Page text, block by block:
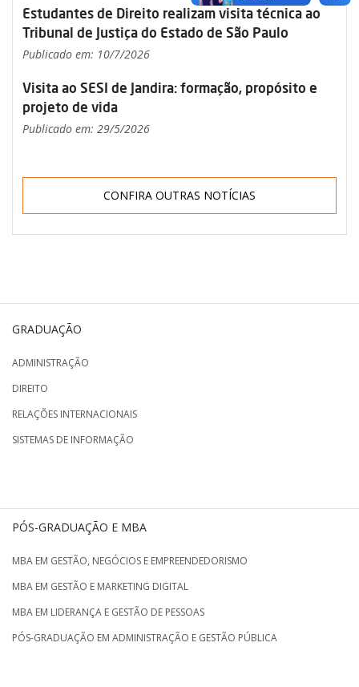
Estudantes de Direito realizam visita técnica ao
Tribunal de Justiça do Estado de São Paulo
Publicado em: 10/7/2026
Visita ao SESI de Jandira: formação, propósito e
projeto de vida
Publicado em: 29/5/2026
CONFIRA OUTRAS NOTÍCIAS
GRADUAÇÃO
ADMINISTRAÇÃO
DIREITO
RELAÇÕES INTERNACIONAIS
SISTEMAS DE INFORMAÇÃO
PÓS-GRADUAÇÃO E MBA
MBA EM GESTÃO, NEGÓCIOS E EMPREENDEDORISMO
MBA EM GESTÃO E MARKETING DIGITAL
MBA EM LIDERANÇA E GESTÃO DE PESSOAS
PÓS-GRADUAÇÃO EM ADMINISTRAÇÃO E GESTÃO PÚBLICA